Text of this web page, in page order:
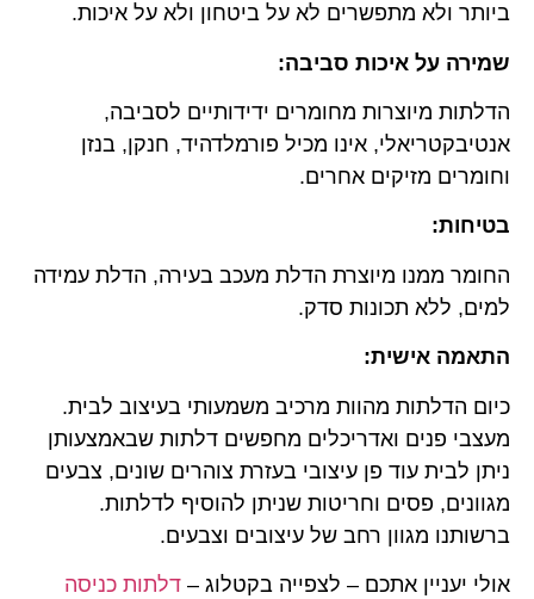
ביותר ולא מתפשרים לא על ביטחון ולא על איכות.
שמירה על איכות סביבה:
הדלתות מיוצרות מחומרים ידידותיים לסביבה,
אנטיבקטריאלי, אינו מכיל פורמלדהיד, חנקן, בנזן
וחומרים מזיקים אחרים.
בטיחות:
החומר ממנו מיוצרת הדלת מעכב בעירה, הדלת עמידה
למים, ללא תכונות סדק.
התאמה אישית:
כיום הדלתות מהוות מרכיב משמעותי בעיצוב לבית.
מעצבי פנים ואדריכלים מחפשים דלתות שבאמצעותן
ניתן לבית עוד פן עיצובי בעזרת צוהרים שונים, צבעים
מגוונים, פסים וחריטות שניתן להוסיף לדלתות.
ברשותנו מגוון רחב של עיצובים וצבעים.
אולי יעניין אתכם – לצפייה בקטלוג – דלתות כניסה